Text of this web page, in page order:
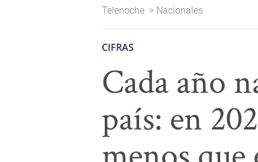
Telenoche > Nacionales
CIFRAS
Cada año
país: en